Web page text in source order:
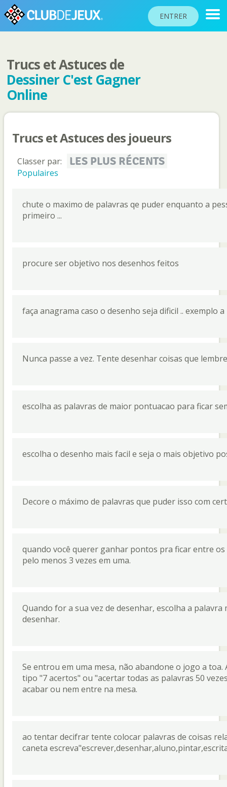
ENTRER
CLASSEMENTS
TOURNOIS
COMMUNAUTÉ
PASSEPORT
JOUER
Langue du site
Trucs et Astuces de
Dessiner C'est Gagner
Online
Trucs et Astuces des joueurs
Classer par: LES PLUS RÉCENTS
Populaires
chute o maximo de palavras qe puder enquanto a
primeiro ...
procure ser objetivo nos desenhos feitos
faça anagrama caso o desenho seja dificil .. exemplo
Nunca passe a vez. Tente desenhar coisas que
escolha as palavras de maior pontuacao para ficar
escolha o desenho mais facil e seja o mais objetivo
Decore o máximo de palavras que puder isso com
quando você querer ganhar pontos pra ficar entre
pelo menos 3 vezes em uma.
Quando for a sua vez de desenhar, escolha a
desenhar.
Se entrou em uma mesa, não abandone o jogo a
tipo "7 acertos" ou "acertar todas as palavras 50
acabar ou nem entre na mesa.
ao tentar decifrar tente colocar palavras de coisas
caneta